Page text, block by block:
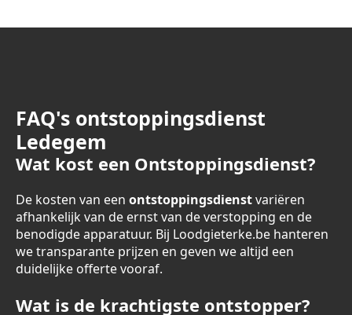
FAQ's ontstoppingsdienst
Ledegem
Wat kost een Ontstoppingsdienst?
De kosten van een ontstoppingsdienstvariëren
afhankelijk van de ernst van de verstopping en de
benodigde apparatuur. Bij Loodgieterke.be hanteren
we transparante prijzen en geven we altijd een
duidelijke offerte vooraf.
Wat is de krachtigste ontstopper?